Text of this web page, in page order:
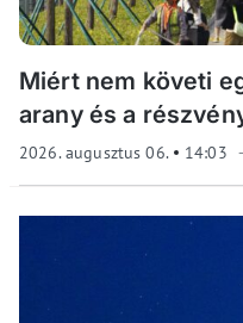
Miért nem követi
arany és a
2026. augusztus 06. 14:03